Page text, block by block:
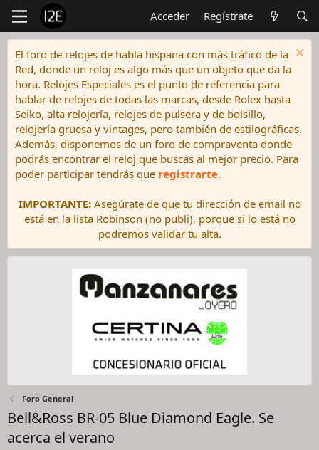
Acceder Regístrate
El foro de relojes de habla hispana con más tráfico de la
Red, donde un reloj es algo más que un objeto que da la
hora. Relojes Especiales es el punto de referencia para
hablar de relojes de todas las marcas, desde Rolex hasta
Seiko, alta relojería, relojes de pulsera y de bolsillo,
relojería gruesa y vintages, pero también de estilográficas.
Además, disponemos de un foro de compraventa donde
podrás encontrar el reloj que buscas al mejor precio. Para
poder participar tendrás que registrarte.
IMPORTANTE:Asegúrate de que tu dirección de email no
está en la lista Robinson (no publi), porque si lo está no
podremos validar tu alta.
Foro General
Bell&Ross BR-05 Blue Diamond Eagle. Se
acerca el verano